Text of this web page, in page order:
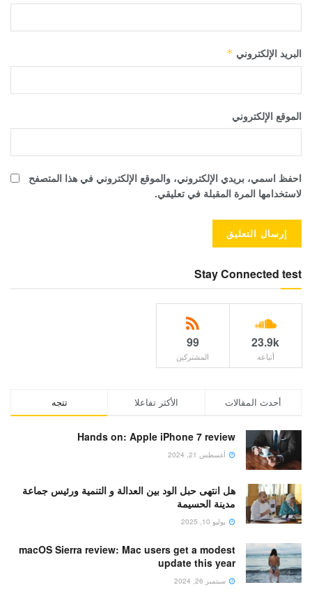
البريد الإلكتروني *
الموقع الإلكتروني
احفظ اسمي، بريدي الإلكتروني، والموقع الإلكتروني في هذا المتصفح
لاستخدامها المرة المقبلة في تعليقي.
Stay Connected test
23.9k
أتباعه
99
المشتركين
تتجه الأكثر تفاعلا أحدث المقالات
Hands on: Apple iPhone 7 review
أغسطس 21, 2024
هل انتهى حبل الود بين العدالة و التنمية ورئيس جماعة
مدينة الحسيمة
يوليو 10, 2025
macOS Sierra review: Mac users get a modest
update this year
سبتمبر 26, 2024